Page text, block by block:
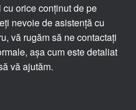
orice conținut de pe
nevoie de asistență cu
vă rugăm să ne contactați
așa cum este detaliat
vă ajutăm.